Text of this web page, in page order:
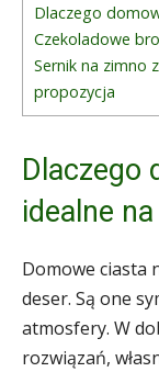
Dlaczego
Czekoladowe
Sernik na zimno
propozycja
Dlaczego
idealne
Domowe ciasta
deser. Są one
atmosfery. W
rozwiązań,